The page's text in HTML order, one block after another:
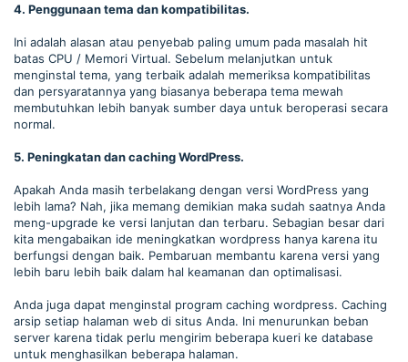
4. Penggunaan tema dan kompatibilitas.
Ini adalah alasan atau penyebab paling umum pada masalah hit
batas CPU / Memori Virtual. Sebelum melanjutkan untuk
menginstal tema, yang terbaik adalah memeriksa kompatibilitas
dan persyaratannya yang biasanya beberapa tema mewah
membutuhkan lebih banyak sumber daya untuk beroperasi secara
normal.
5. Peningkatan dan caching WordPress.
Apakah Anda masih terbelakang dengan versi WordPress yang
lebih lama? Nah, jika memang demikian maka sudah saatnya Anda
meng-upgrade ke versi lanjutan dan terbaru. Sebagian besar dari
kita mengabaikan ide meningkatkan wordpress hanya karena itu
berfungsi dengan baik. Pembaruan membantu karena versi yang
lebih baru lebih baik dalam hal keamanan dan optimalisasi.
Anda juga dapat menginstal program caching wordpress. Caching
arsip setiap halaman web di situs Anda. Ini menurunkan beban
server karena tidak perlu mengirim beberapa kueri ke database
untuk menghasilkan beberapa halaman.